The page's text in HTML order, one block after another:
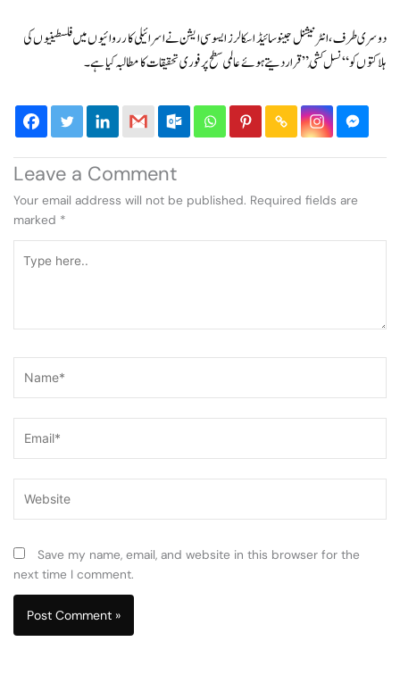
دوسری طرف، انٹرنیشنل جینوسائیڈ اسکالرز ایسوسی ایشن نے اسرائیلی کارروائیوں میں فلسطینیوں کی
ہلاکتوں کو “نسل کُشی” قرار دیتے ہوئے عالمی سطح پر فوری تحقیقات کا مطالبہ کیا ہے۔
Leave a Comment
Your email address will not be published. Required fields are
marked *
here..
Save my name, email, and website in this browser for the
next time I comment.